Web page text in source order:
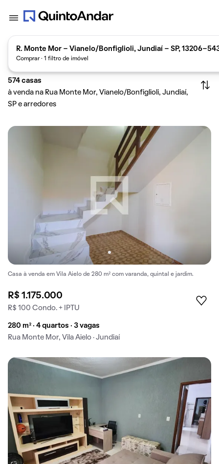
R. Monte Mor - Vianelo/Bonfiglioli, Jundiaí - SP, 13206-
Comprar · 1 filtro de imóvel
574 casas
à venda na Rua Monte Mor, Vianelo/Bonfiglioli, Jundiaí,
SP e arredores
Casa à venda em Vila Aielo de 280 m² com varanda, quintal e jardim.
R$ 1.175.000
R$ 100 Condo. + IPTU
280 m² · 4 quartos · 3 vagas
Rua Monte Mor, Vila Aielo · Jundiaí